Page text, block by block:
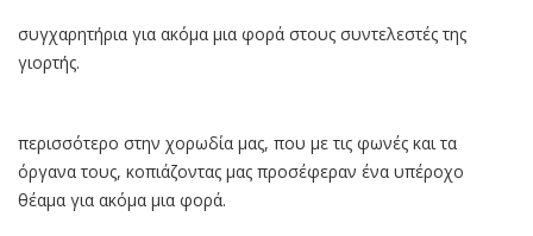
συγχαρητήρια για ακόμα μια φορά στους συντελεστές της
γιορτής.
περισσότερο στην χορωδία μας, που με τις φωνές και τα
όργανα τους, κοπιάζοντας μας προσέφεραν ένα υπέροχο
θέαμα για ακόμα μια φορά.